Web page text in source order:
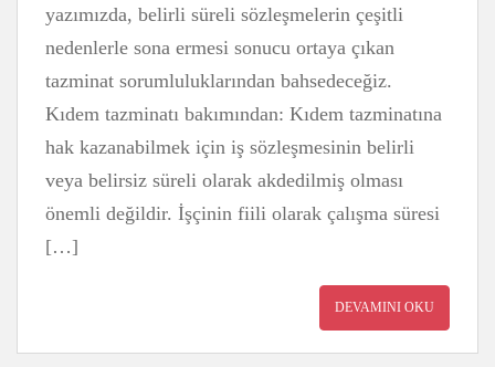
yazımızda, belirli süreli sözleşmelerin çeşitli
nedenlerle sona ermesi sonucu ortaya çıkan
tazminat sorumluluklarından bahsedeceğiz.
Kıdem tazminatı bakımından: Kıdem tazminatına
hak kazanabilmek için iş sözleşmesinin belirli
veya belirsiz süreli olarak akdedilmiş olması
önemli değildir. İşçinin fiili olarak çalışma süresi
[…]
DEVAMINI OKU